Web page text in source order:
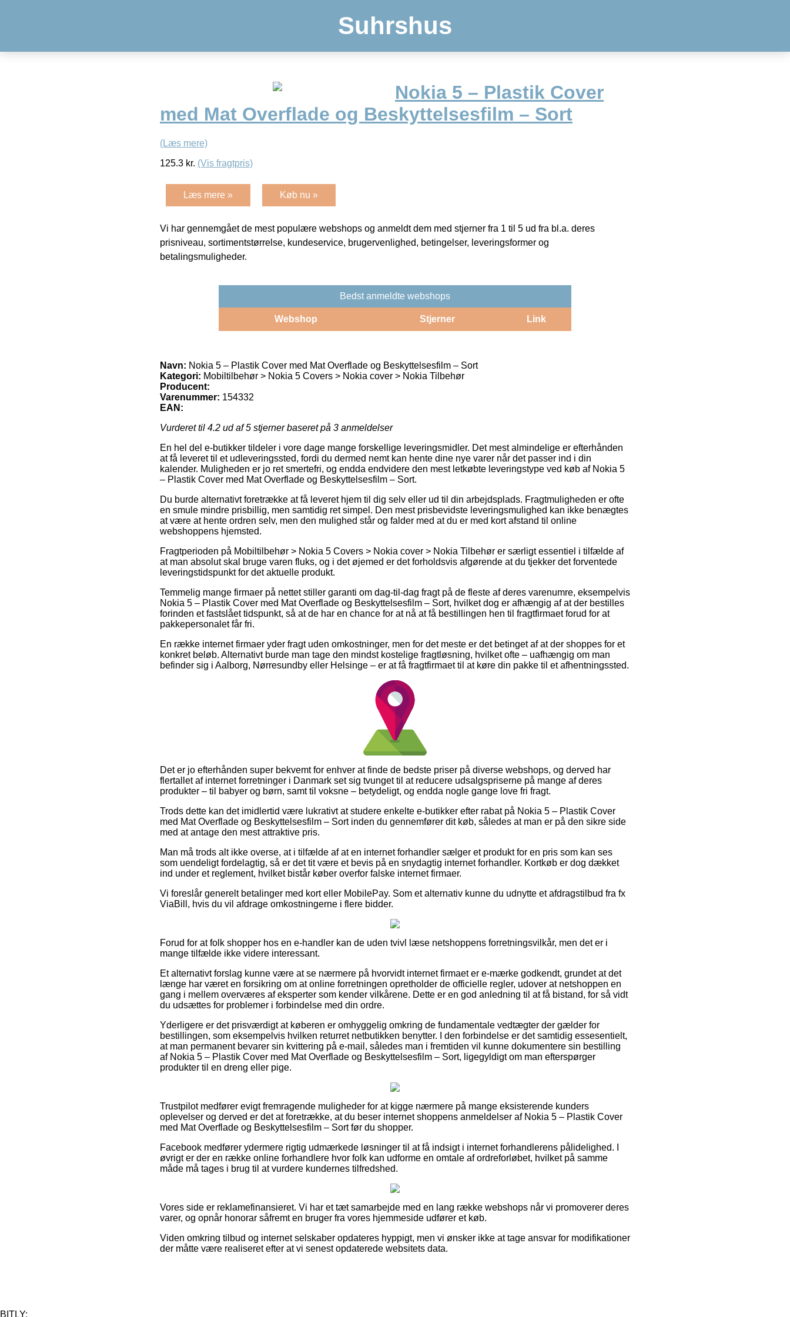
Suhrshus
Nokia 5 – Plastik Cover
med Mat Overflade og Beskyttelsesfilm – Sort
(Læs mere)
125.3 kr. (Vis fragtpris)
Læs mere » Køb nu »
Vi har gennemgået de mest populære webshops og anmeldt dem med stjerner fra 1 til 5 ud fra bl.a. deres
prisniveau, sortimentstørrelse, kundeservice, brugervenlighed, betingelser, leveringsformer og
betalingsmuligheder.
Bedst anmeldte webshops
Webshop Stjerner Link
Navn: Nokia 5 – Plastik Cover med Mat Overflade og Beskyttelsesfilm – Sort
Kategori: Mobiltilbehør > Nokia 5 Covers > Nokia cover > Nokia Tilbehør
Producent:
Varenummer: 154332
EAN:
Vurderet til 4.2 ud af 5 stjerner baseret på 3 anmeldelser
En hel del e-butikker tildeler i vore dage mange forskellige leveringsmidler. Det mest almindelige er efterhånden
at få leveret til et udleveringssted, fordi du dermed nemt kan hente dine nye varer når det passer ind i din
kalender. Muligheden er jo ret smertefri, og endda endvidere den mest letkøbte leveringstype ved køb af Nokia 5
– Plastik Cover med Mat Overflade og Beskyttelsesfilm – Sort.
Du burde alternativt foretrække at få leveret hjem til dig selv eller ud til din arbejdsplads. Fragtmuligheden er ofte
en smule mindre prisbillig, men samtidig ret simpel. Den mest prisbevidste leveringsmulighed kan ikke benægtes
at være at hente ordren selv, men den mulighed står og falder med at du er med kort afstand til online
webshoppens hjemsted.
Fragtperioden på Mobiltilbehør > Nokia 5 Covers > Nokia cover > Nokia Tilbehør er særligt essentiel i tilfælde af
at man absolut skal bruge varen fluks, og i det øjemed er det forholdsvis afgørende at du tjekker det forventede
leveringstidspunkt for det aktuelle produkt.
Temmelig mange firmaer på nettet stiller garanti om dag-til-dag fragt på de fleste af deres varenumre, eksempelvis
Nokia 5 – Plastik Cover med Mat Overflade og Beskyttelsesfilm – Sort, hvilket dog er afhængig af at der bestilles
forinden et fastslået tidspunkt, så at de har en chance for at nå at få bestillingen hen til fragtfirmaet forud for at
pakkepersonalet får fri.
En række internet firmaer yder fragt uden omkostninger, men for det meste er det betinget af at der shoppes for et
konkret beløb. Alternativt burde man tage den mindst kostelige fragtløsning, hvilket ofte – uafhængig om man
befinder sig i Aalborg, Nørresundby eller Helsinge – er at få fragtfirmaet til at køre din pakke til et afhentningssted.
Det er jo efterhånden super bekvemt for enhver at finde de bedste priser på diverse webshops, og derved har
flertallet af internet forretninger i Danmark set sig tvunget til at reducere udsalgspriserne på mange af deres
produkter – til babyer og børn, samt til voksne – betydeligt, og endda nogle gange love fri fragt.
Trods dette kan det imidlertid være lukrativt at studere enkelte e-butikker efter rabat på Nokia 5 – Plastik Cover
med Mat Overflade og Beskyttelsesfilm – Sort inden du gennemfører dit køb, således at man er på den sikre side
med at antage den mest attraktive pris.
Man må trods alt ikke overse, at i tilfælde af at en internet forhandler sælger et produkt for en pris som kan ses
som uendeligt fordelagtig, så er det tit være et bevis på en snydagtig internet forhandler. Kortkøb er dog dækket
ind under et reglement, hvilket bistår køber overfor falske internet firmaer.
Vi foreslår generelt betalinger med kort eller MobilePay. Som et alternativ kunne du udnytte et afdragstilbud fra fx
ViaBill, hvis du vil afdrage omkostningerne i flere bidder.
Forud for at folk shopper hos en e-handler kan de uden tvivl læse netshoppens forretningsvilkår, men det er i
mange tilfælde ikke videre interessant.
Et alternativt forslag kunne være at se nærmere på hvorvidt internet firmaet er e-mærke godkendt, grundet at det
længe har været en forsikring om at online forretningen opretholder de officielle regler, udover at netshoppen en
gang i mellem overværes af eksperter som kender vilkårene. Dette er en god anledning til at få bistand, for så vidt
du udsættes for problemer i forbindelse med din ordre.
Yderligere er det prisværdigt at køberen er omhyggelig omkring de fundamentale vedtægter der gælder for
bestillingen, som eksempelvis hvilken returret netbutikken benytter. I den forbindelse er det samtidig essesentielt,
at man permanent bevarer sin kvittering på e-mail, således man i fremtiden vil kunne dokumentere sin bestilling
af Nokia 5 – Plastik Cover med Mat Overflade og Beskyttelsesfilm – Sort, ligegyldigt om man efterspørger
produkter til en dreng eller pige.
Trustpilot medfører evigt fremragende muligheder for at kigge nærmere på mange eksisterende kunders
oplevelser og derved er det at foretrække, at du beser internet shoppens anmeldelser af Nokia 5 – Plastik Cover
med Mat Overflade og Beskyttelsesfilm – Sort før du shopper.
Facebook medfører ydermere rigtig udmærkede løsninger til at få indsigt i internet forhandlerens pålidelighed. I
øvrigt er der en række online forhandlere hvor folk kan udforme en omtale af ordreforløbet, hvilket på samme
måde må tages i brug til at vurdere kundernes tilfredshed.
Vores side er reklamefinansieret. Vi har et tæt samarbejde med en lang række webshops når vi promoverer deres
varer, og opnår honorar såfremt en bruger fra vores hjemmeside udfører et køb.
Viden omkring tilbud og internet selskaber opdateres hyppigt, men vi ønsker ikke at tage ansvar for modifikationer
der måtte være realiseret efter at vi senest opdaterede websitets data.
BITLY: